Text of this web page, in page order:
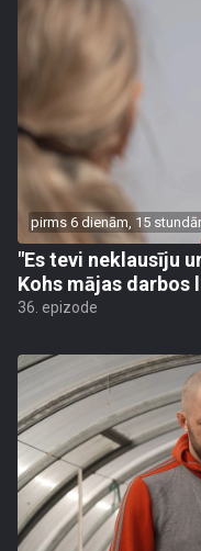
pirms 6 dienām, 15
"Es tevi neklausīju
Kohs mājas darbos
36. epizode